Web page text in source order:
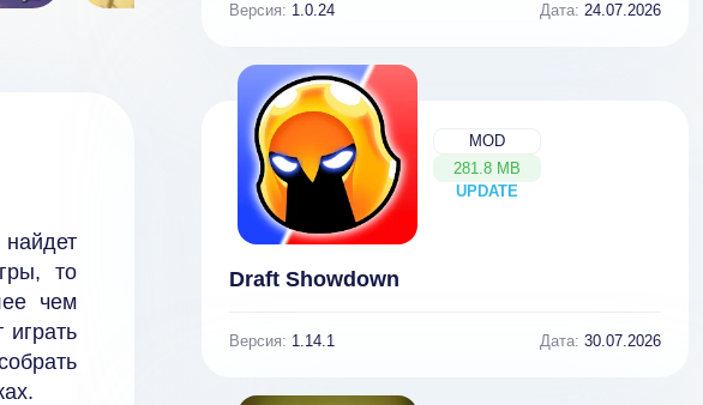
то
чем
Версия: 1.0.24 Дата: 24.07.2026
MOD
281.8 MB
UPDATE
NEW
Draft Showdown
Версия: 1.14.1 Дата: 30.07.2026